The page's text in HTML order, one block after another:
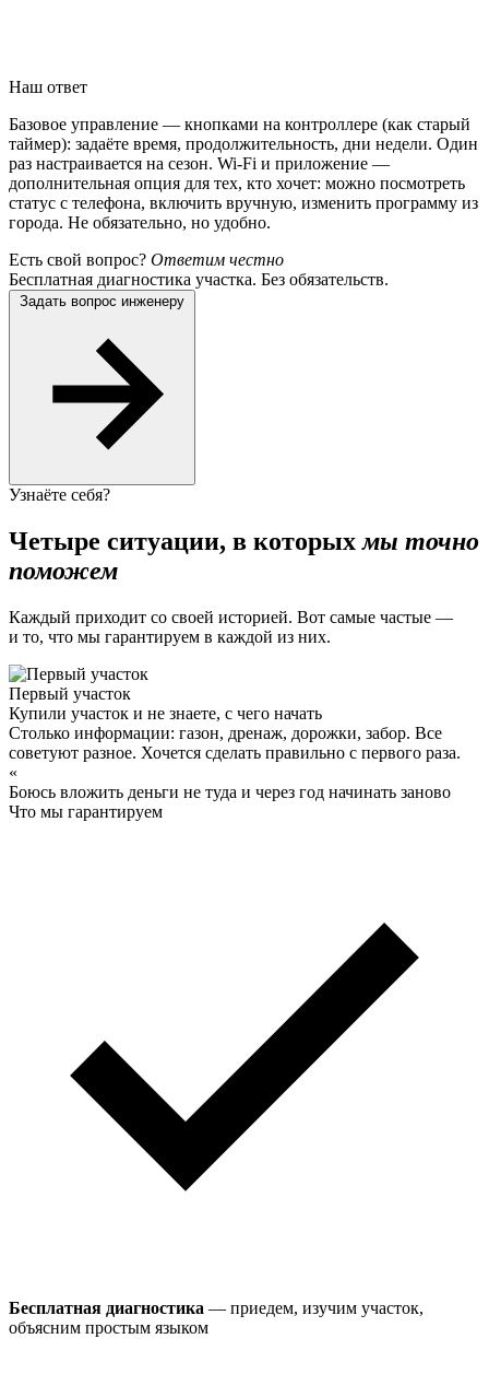
Наш ответ
Базовое управление — кнопками на контроллере (как старый
таймер): задаёте время, продолжительность, дни недели. Один
раз настраивается на сезон. Wi-Fi и приложение —
дополнительная опция для тех, кто хочет: можно посмотреть
статус с телефона, включить вручную, изменить программу из
города. Не обязательно, но удобно.
Есть свой вопрос? Ответим честно
Бесплатная диагностика участка. Без обязательств.
Задать вопрос инженеру
Узнаёте себя?
Четыре ситуации, в которыхмы точно
поможем
Каждый приходит со своей историей. Вот самые частые —
и то, что мы гарантируем в каждой из них.
Первый участок
Купили участок и не знаете, с чего начать
Столько информации: газон, дренаж, дорожки, забор. Все
советуют разное. Хочется сделать правильно с первого раза.
«
Боюсь вложить деньги не туда и через год начинать заново
Что мы гарантируем
Бесплатная диагностика — приедем, изучим участок,
объясним простым языком